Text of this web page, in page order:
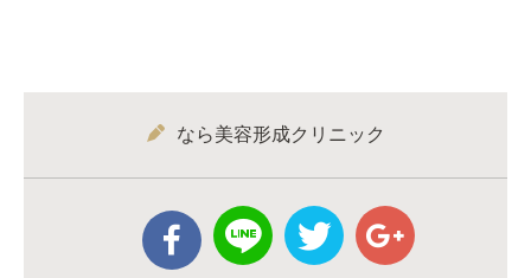
なら美容形成クリニック